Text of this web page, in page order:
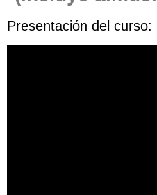
Presentación del curso: